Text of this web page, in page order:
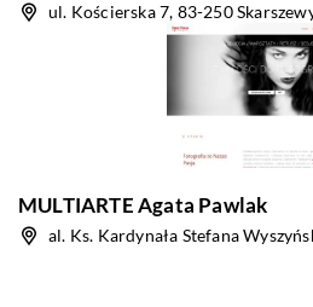
ul. Kościerska 7, 83-250
MULTIARTE Agata Pawlak
al. Ks. Kardynała Stefana